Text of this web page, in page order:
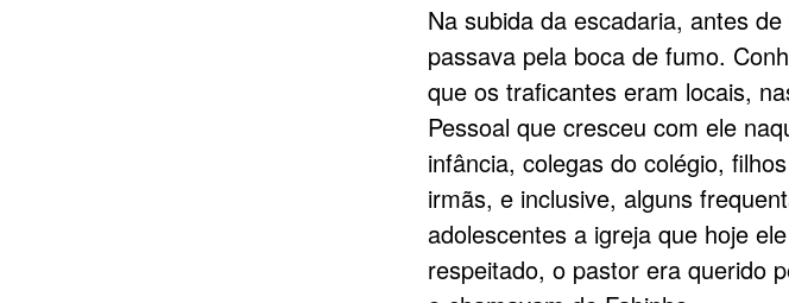
Na subida da escadaria, antes
passava pela boca de fumo.
que os traficantes eram locais,
Pessoal que cresceu com ele
infância, colegas do colégio,
irmãs, e inclusive, alguns
adolescentes a igreja que hoje
respeitado, o pastor era querido